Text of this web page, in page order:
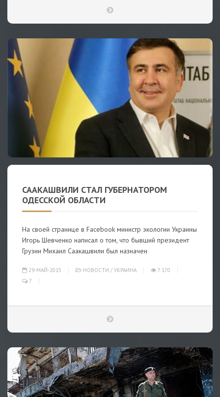
СААКАШВИЛИ СТАЛ ГУБЕРНАТОРОМ
ОДЕССКОЙ ОБЛАСТИ
На своей странице в Facebook министр экологии Украины
Игорь Шевченко написал о том, что бывший президент
Грузии Михаил Саакашвили был назначен
29-МАЙ-2015 НОВОСТИ / УКРАИНА
7 170
7